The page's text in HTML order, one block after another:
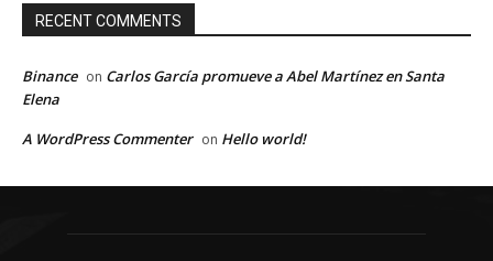
RECENT COMMENTS
Binance on Carlos García promueve a Abel Martínez en Santa
Elena
A WordPress Commenter on Hello world!